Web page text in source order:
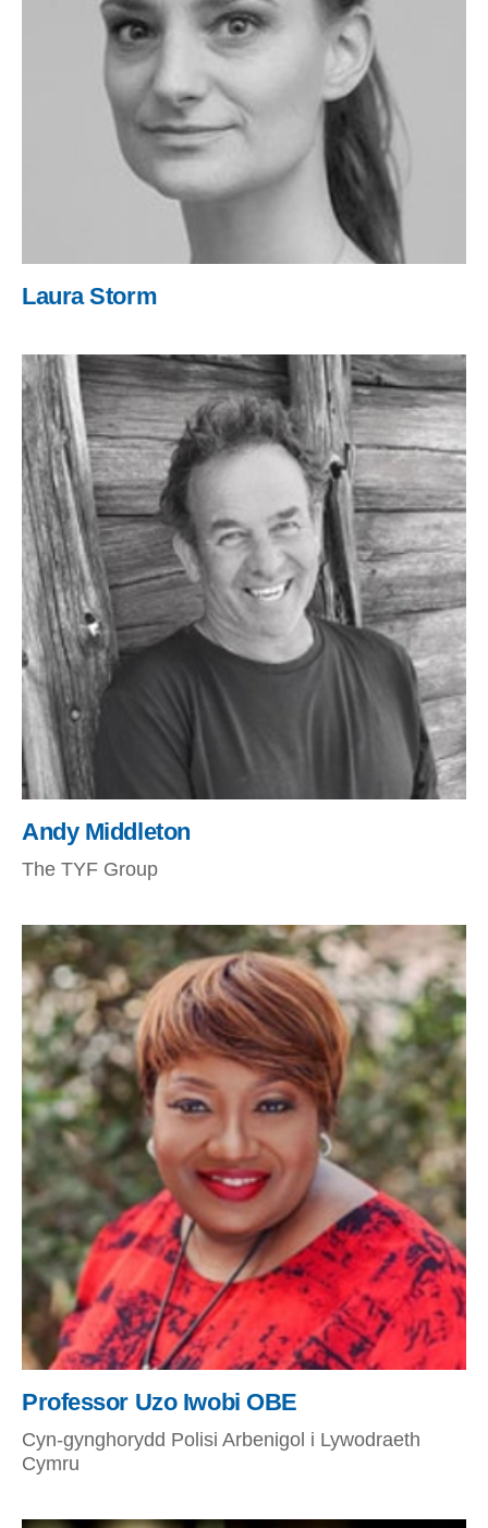
Laura Storm
Andy Middleton
The TYF Group
Professor Uzo Iwobi OBE
Cyn-gynghorydd Polisi Arbenigol i Lywodraeth
Cymru